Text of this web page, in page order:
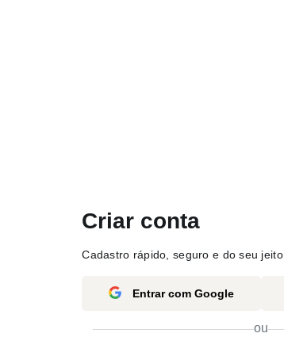
Criar conta
Cadastro rápido, seguro e do seu jeito.
Entrar com Google
ou